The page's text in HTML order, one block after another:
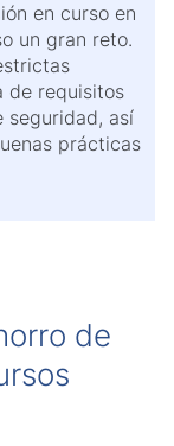
en curso en
un gran reto.
de requisitos
seguridad, así
prácticas
de